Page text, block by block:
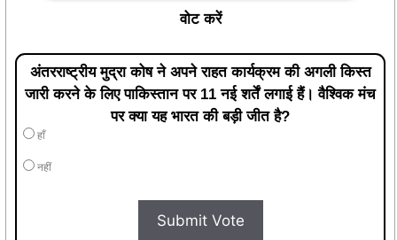
वोट करें
अंतरराष्ट्रीय मुद्रा कोष ने अपने राहत कार्यक्रम की अगली किस्त
जारी करने के लिए पाकिस्तान पर 11 नई शर्तें लगाई हैं। वैश्विक मंच
पर क्या यह भारत की बड़ी जीत है?
हाँ
नहीं
Submit Vote